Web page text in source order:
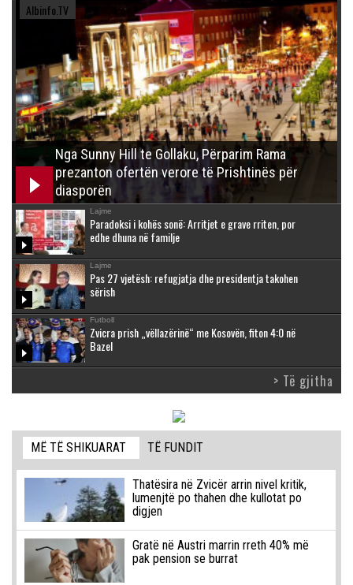
Albinfo.TV
Nga Sunny Hill te Gollaku, Përparim Rama
prezanton ofertën verore të Prishtinës për
diasporën
Lajme
Paradoksi i kohës sonë: Arritjet e grave rriten, por
edhe dhuna në familje
Lajme
Pas 27 vjetësh: refugjatja dhe presidentja takohen
sërish
Futboll
Zvicra prish „vëllazërinë“ me Kosovën, fiton 4:0 në
Bazel
> Të gjitha
MË TË SHIKUARAT TË FUNDIT
Thatësira në Zvicër arrin nivel kritik,
lumenjtë po thahen dhe kullotat po
digjen
Gratë në Austri marrin rreth 40% më
pak pension se burrat